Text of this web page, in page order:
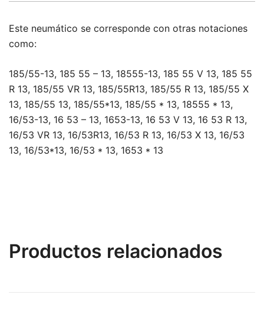
Este neumático se corresponde con otras notaciones
como:
185/55-13, 185 55 – 13, 18555-13, 185 55 V 13, 185 55
R 13, 185/55 VR 13, 185/55R13, 185/55 R 13, 185/55 X
13, 185/55 13, 185/55*13, 185/55 * 13, 18555 * 13,
16/53-13, 16 53 – 13, 1653-13, 16 53 V 13, 16 53 R 13,
16/53 VR 13, 16/53R13, 16/53 R 13, 16/53 X 13, 16/53
13, 16/53*13, 16/53 * 13, 1653 * 13
Productos relacionados